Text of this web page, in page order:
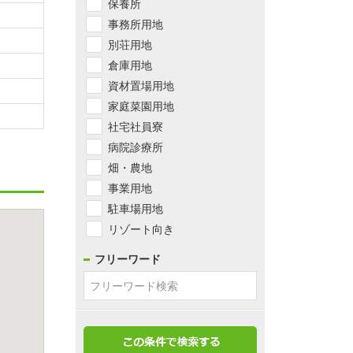
保養所
事務所用地
別荘用地
倉庫用地
資材置場用地
家庭菜園用地
社宅社員寮
病院診療所
畑・農地
事業用地
駐車場用地
リゾート向き
フリーワード